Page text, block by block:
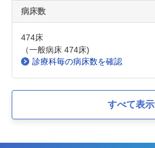
病床数
474床
（一般病床 474床)
診療科毎の病床数を確認
すべて表示